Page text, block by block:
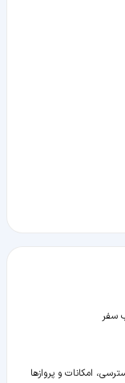
سفر
امکانات و پروازها